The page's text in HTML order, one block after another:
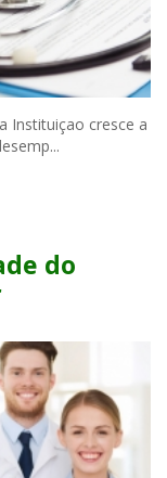
Instituiçao cresce a
do